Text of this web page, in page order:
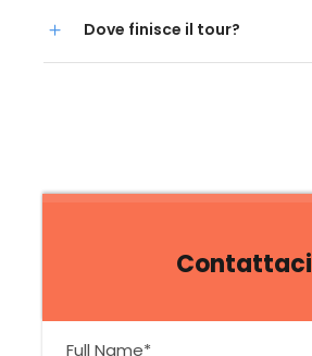
Contattaci
Dove finisce il tour?